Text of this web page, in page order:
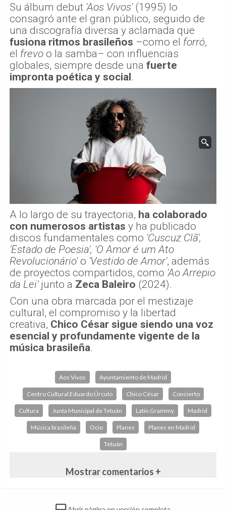
Su álbum debut 'Aos Vivos'(1995) lo
consagró ante el gran público, seguido de
una discografía diversa y aclamada que
fusiona ritmos brasileños –como el forró,
el frevo o la samba– con influencias
globales, siempre desde una fuerte
impronta poética y social.
A lo largo de su trayectoria, ha colaborado
con numerosos artistas y ha publicado
discos fundamentales como 'Cuscuz Clã',
'Estado de Poesia', 'O Amor é um Ato
Revolucionário'o 'Vestido de Amor', además
de proyectos compartidos, como 'Ao Arrepio
da Lei'junto a Zeca Baleiro (2024).
Con una obra marcada por el mestizaje
cultural, el compromiso y la libertad
creativa, Chico César sigue siendo una voz
esencial y profundamente vigente de la
música brasileña.
Aos Vivos Ayuntamiento de Madrid
Centro Cultural Eduardo Úrculo Chico César Concierto
Cultura Junta Municipal de Tetuán Latin Grammy Madrid
Música brasileña Ocio Planes Planes en Madrid
Tetuán
Mostrar comentarios +